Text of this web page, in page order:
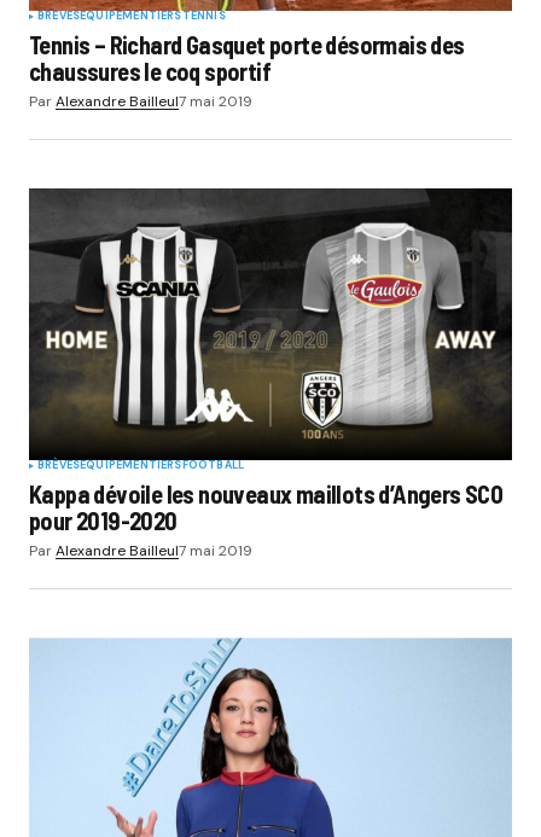
BRÈVESEQUIPEMENTIERSTENNIS
Tennis – Richard Gasquet porte désormais des
chaussures le coq sportif
ParAlexandre Bailleul7 mai 2019
BRÈVESEQUIPEMENTIERSFOOTBALL
Kappa dévoile les nouveaux maillots d’Angers SCO
pour 2019-2020
ParAlexandre Bailleul7 mai 2019